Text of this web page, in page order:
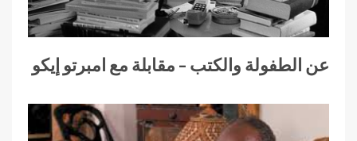
عن الطفولة والكتب – مقابلة مع امبرتو إيكو